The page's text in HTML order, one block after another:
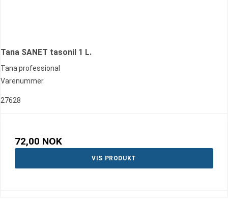
Tana SANET tasonil 1 L.
Tana professional
Varenummer
27628
72,00 NOK
VIS PRODUKT